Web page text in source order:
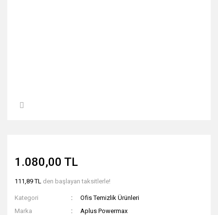
1.080,00 TL
111,89 TL den başlayan taksitlerle!
Kategori
Ofis Temizlik Ürünleri
Marka
Aplus Powermax